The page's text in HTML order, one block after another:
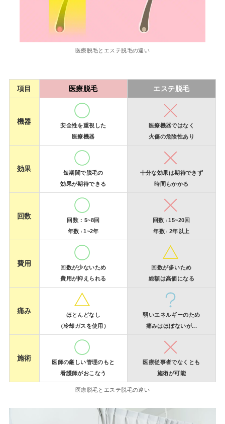
医療脱毛とエステ脱毛の違い
項目 医療脱毛 エステ脱毛
機器
安全性を重視した
医療機器
医療機器ではなく
火傷の危険性あり
効果
短期間で脱毛の
効果が期待できる
十分な効果は期待できず
時間もかかる
回数
回数：5~8回
年数 ： 1~2年
回数 ： 15~20回
年数 ： 2年以上
費用
回数が少ないため
費用が抑えられる
回数が多いため
総額は高価になる
痛み
ほとんどなし
（冷却ガスを使用）
弱いエネルギーのため
痛みはほぼないが...
施術
医師の厳しい管理のもと
看護師がおこなう
医療従事者でなくとも
施術が可能
医療脱毛とエステ脱毛の違い